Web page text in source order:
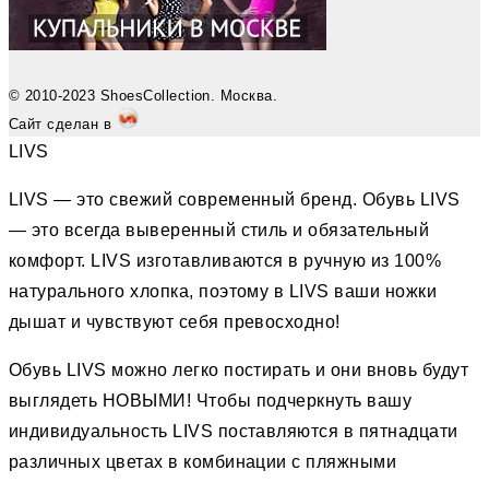
© 2010-2023 ShoesCollection. Москва.
Сайт сделан в
LIVS
LIVS — это свежий современный бренд. Обувь LIVS
— это всегда выверенный стиль и обязательный
комфорт. LIVS изготавливаются в ручную из 100%
натурального хлопка, поэтому в LIVS ваши ножки
дышат и чувствуют себя превосходно!
Обувь LIVS можно легко постирать и они вновь будут
выглядеть НОВЫМИ! Чтобы подчеркнуть вашу
индивидуальность LIVS поставляются в пятнадцати
различных цветах в комбинации с пляжными